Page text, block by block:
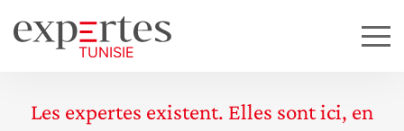
Les expertes existent. Elles sont ici, en